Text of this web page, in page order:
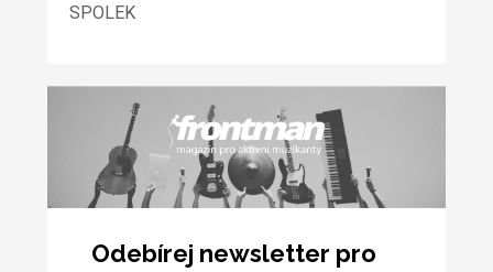
SPOLEK
Odebírej newsletter pro